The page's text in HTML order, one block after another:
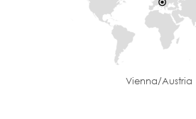
Vienna/Austria